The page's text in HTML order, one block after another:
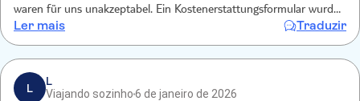
waren für uns unakzeptabel. Ein Kostenerstattungsformular wurde
noch am gleichen Tag angekündigt, ist aber bis heute noch nicht
angekommen
Ler mais Traduzir
L
L
Viajando sozinho6 de janeiro de 2026